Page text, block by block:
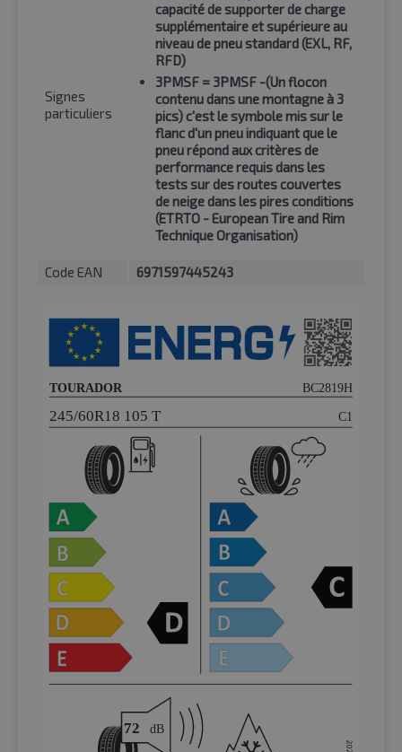
Signes
particuliers
capacité de supporter de charge
supplémentaire et supérieure au
niveau de pneu standard (EXL, RF,
RFD)
3PMSF = 3PMSF -(Un flocon
contenu dans une montagne à 3
pics) c'est le symbole mis sur le
flanc d'un pneu indiquant que le
pneu répond aux critères de
performance requis dans les
tests sur des routes couvertes
de neige dans les pires conditions
(ETRTO - European Tire and Rim
Technique Organisation)
Code EAN 6971597445243